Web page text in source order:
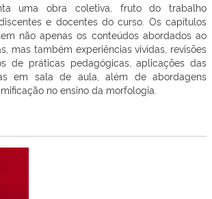
uma obra coletiva, fruto do trabalho
e docentes do curso. Os capítulos
não apenas os conteúdos abordados ao
mas também experiências vividas, revisões
de práticas pedagógicas, aplicações das
em sala de aula, além de abordagens
no ensino da morfologia.